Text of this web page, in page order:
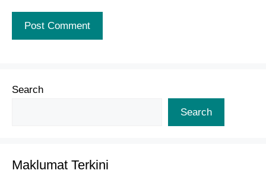
Search
Search
Maklumat Terkini